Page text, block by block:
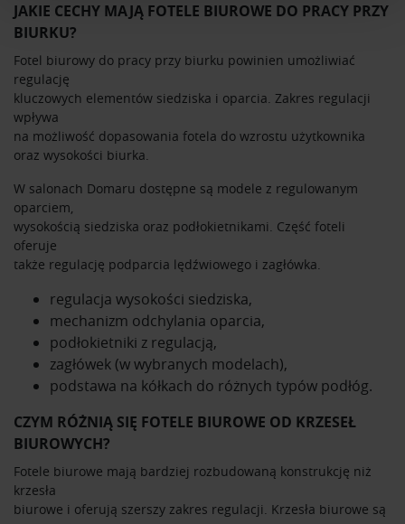
i reklam, aby oferować funkcje społecznościowe i
korzystasz z naszej witryny, udostępniamy partnerom
społecznościowym, reklamowym i analitycznym.
Partnerzy mogą połączyć te informacje z innymi danymi
otrzymanymi od Ciebie lub uzyskanymi podczas
korzystania z ich usług.
JAKIE CECHY MAJĄ FOTELE BIUROWE DO PRACY PRZY
BIURKU?
Fotel biurowy do pracy przy biurku powinien umożliwiać
regulację
kluczowych elementów siedziska i oparcia. Zakres regulacji
wpływa
na możliwość dopasowania fotela do wzrostu użytkownika
oraz wysokości biurka.
W salonach Domaru dostępne są modele z regulowanym
oparciem,
wysokością siedziska oraz podłokietnikami. Część foteli
oferuje
także regulację podparcia lędźwiowego i zagłówka.
regulacja wysokości siedziska,
mechanizm odchylania oparcia,
podłokietniki z regulacją,
zagłówek (w wybranych modelach),
podstawa na kółkach do różnych typów podłóg.
CZYM RÓŻNIĄ SIĘ FOTELE BIUROWE OD KRZESEŁ
BIUROWYCH?
Fotele biurowe mają bardziej rozbudowaną konstrukcję niż
krzesła
biurowe i oferują szerszy zakres regulacji. Krzesła biurowe są